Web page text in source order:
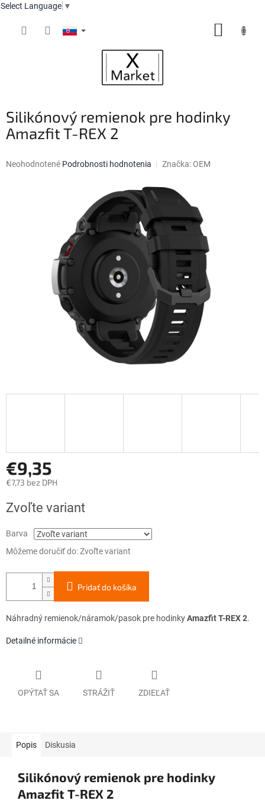
Select Language ▼
Silikónový remienok pre hodinky
Amazfit T-REX 2
Priemerné
Neohodnotené Podrobnosti hodnotenia Značka: OEM
€9,35
€7,73 bez DPH
cena:
Zvoľte variant
Barva
Môžeme doručiť do:Zvoľte variant
Pridať do košíka
Náhradný remienok/náramok/pasok pre hodinkyAmazfit T-REX 2.
Detailné informácie
OPÝTAŤ SA STRÁŽIŤ ZDIEĽAŤ
Popis Diskusia
Silikónový remienok pre hodinky
Amazfit T-REX 2